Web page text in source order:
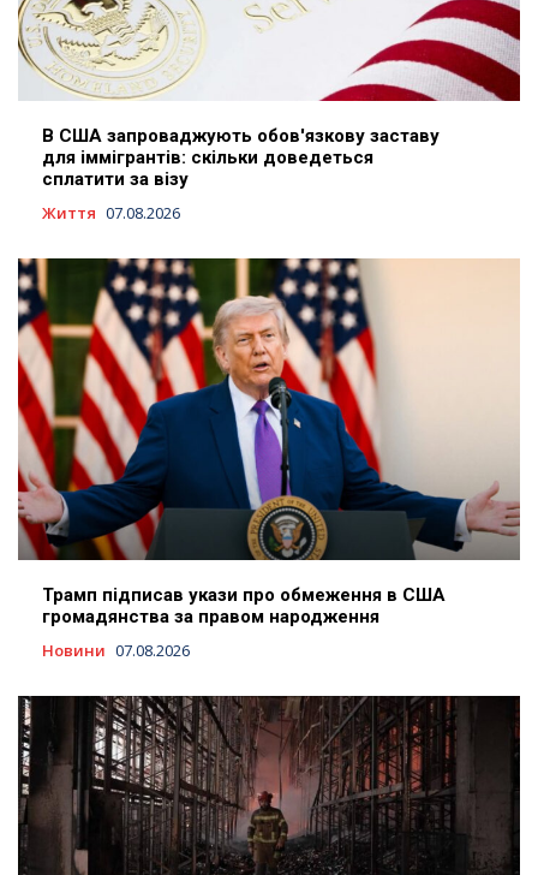
В США запроваджують обов'язкову заставу
для іммігрантів: скільки доведеться
сплатити за візу
Життя 07.08.2026
Трамп підписав укази про обмеження в США
громадянства за правом народження
Новини 07.08.2026